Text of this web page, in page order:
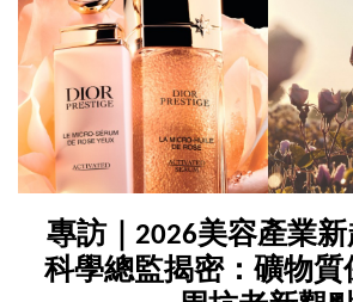
專訪｜2026美容產業
科學總監揭密：礦物質